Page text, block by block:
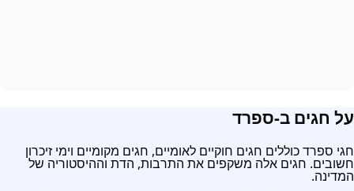
חגים ב-ספרד
ספרד כוללים חגים חוקיים לאומיים, חגים מקומיים וימי זיכרון
חגים אלה משקפים את התרבות, הדת וההיסטוריה של